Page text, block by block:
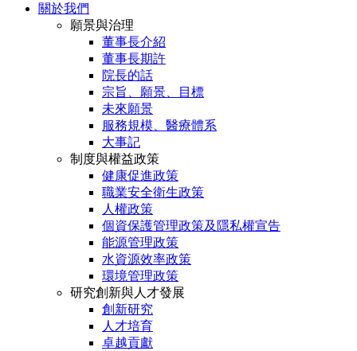
關於我們
願景與治理
董事長介紹
董事長期許
院長的話
宗旨、願景、目標
未來願景
服務規模、醫療體系
大事記
制度與權益政策
健康促進政策
職業安全衛生政策
人權政策
個資保護管理政策及隱私權宣告
能源管理政策
水資源效率政策
環境管理政策
研究創新與人才發展
創新研究
人才培育
卓越貢獻